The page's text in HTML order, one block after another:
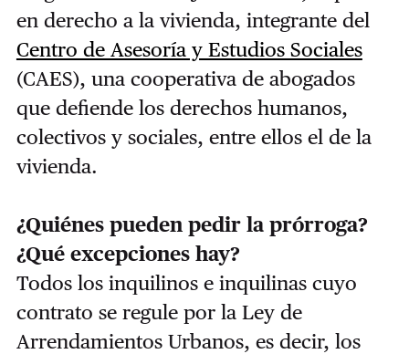
en derecho a la vivienda, integrante del
Centro de Asesoría y Estudios Sociales
(CAES), una cooperativa de abogados
que defiende los derechos humanos,
colectivos y sociales, entre ellos el de la
vivienda.
¿Quiénes pueden pedir la prórroga?
¿Qué excepciones hay?
Todos los inquilinos e inquilinas cuyo
contrato se regule por la Ley de
Arrendamientos Urbanos, es decir, los